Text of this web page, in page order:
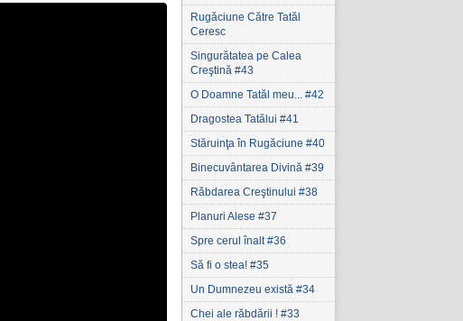
Rugăciune Către Tatăl
Ceresc
Singurătatea pe Calea
Creştină #43
O Doamne Tatăl meu... #42
Dragostea Tatălui #41
Stăruinţa în Rugăciune #40
Binecuvântarea Divină #39
Răbdarea Creştinului #38
Planuri Alese #37
Spre cerul înalt #36
Să fi o stea! #35
Un Dumnezeu există #34
Chei ale răbdării ! #33